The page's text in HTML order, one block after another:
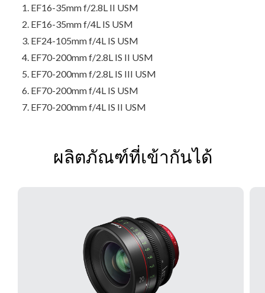
EF16-35mm f/2.8L II USM
EF16-35mm f/4L IS USM
EF24-105mm f/4L IS USM
EF70-200mm f/2.8L IS II USM
EF70-200mm f/2.8L IS III USM
EF70-200mm f/4L IS USM
EF70-200mm f/4L IS II USM
ผลิตภัณฑ์ที่เข้ากันได้